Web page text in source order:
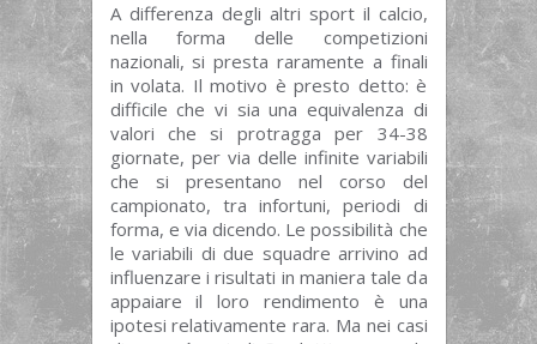
A differenza degli altri sport il calcio,
nella forma delle competizioni
nazionali, si presta raramente a finali
in volata. Il motivo è presto detto: è
difficile che vi sia una equivalenza di
valori che si protragga per 34-38
giornate, per via delle infinite variabili
che si presentano nel corso del
campionato, tra infortuni, periodi di
forma, e via dicendo. Le possibilità che
le variabili di due squadre arrivino ad
influenzare i risultati in maniera tale da
appaiare il loro rendimento è una
ipotesi relativamente rara. Ma nei casi